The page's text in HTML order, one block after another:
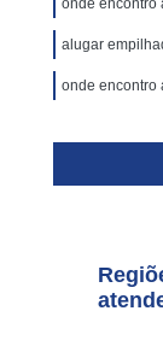
onde encontro
alugar
onde encontro